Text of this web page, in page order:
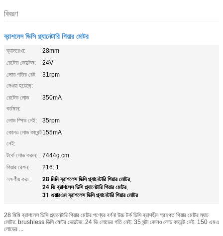
বিবরণ
ব্রাশলেস ডিসি প্ল্যানেটারি গিয়ার মোটর
ব্যাসরেখা:
28mm
রেটেড ভোল্টেজ:
24V
লোড গতির রেট
দেওয়া হয়েছে:
31rpm
রেটেড লোড
বর্তমান:
350mA
লোড স্পিড নেই:
35rpm
কোনও লোড কারেন্ট
নেই:
155mA
টর্কে লোড করুন:
7444g.cm
গিয়ার রেশন:
216: 1
লক্ষণীয় করা:
28 মিমি ব্রাশলেস ডিসি প্ল্যানেটারি গিয়ার মোটর,
24 ভি ব্রাশলেস ডিসি প্ল্যানেটারি গিয়ার মোটর,
31 এয়ারএম ব্রাশলেস ডিসি প্ল্যানেটারি গিয়ার মোটর
28 মিমি ব্রাশলেস ডিসি প্ল্যানেটারি গিয়ার মোটর পণ্যের বর্ণনা উচ্চ টর্ক ডিসি ব্রাশহীন গ্রহগত গিয়ার মোটর ম্যাচ
মোটর: brushless ডিসি মোটর ভোল্টেজ: 24 ভি লোডের গতি নেই: 35 ঘন্টা কোনও লোড কারেন্ট নেই: 150 এমএ
লোডের ...